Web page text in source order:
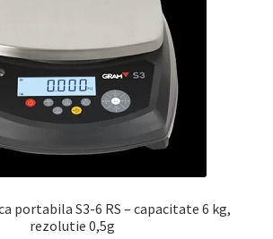
portabila S3-6 RS – capacitate 6 kg,
rezolutie 0,5g